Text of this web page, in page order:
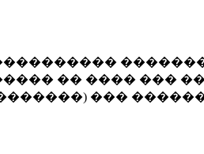
�� ���� ���
���